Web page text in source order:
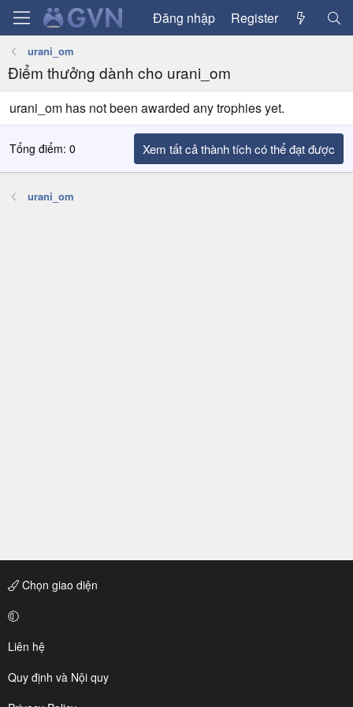
Đăng nhập Register
urani_om
Điểm thưởng dành cho urani_om
urani_om has not been awarded any trophies yet.
Tổng điểm: 0 Xem tất cả thành tích có thể đạt được
urani_om
Chọn giao diện
Liên hệ
Quy định và Nội quy